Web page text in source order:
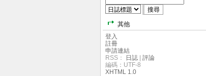
其他
登入
註冊
申請連結
RSS：
日誌
評論
編碼：UTF-8
XHTML 1.0